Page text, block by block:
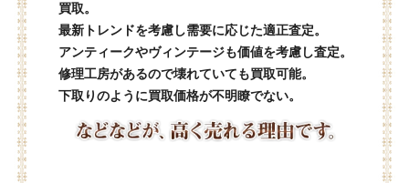
買取。
最新トレンドを考慮し需要に応じた適正査定。
アンティークやヴィンテージも価値を考慮し査定。
修理工房があるので壊れていても買取可能。
下取りのように買取価格が不明瞭でない。